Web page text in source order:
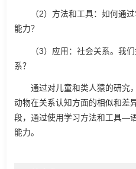
（2）方法和工具：如何通
能力？
（3）应用：社会关系。我
系？
通过对儿童和类人猿的研究
动物在关系认知方面的相似和差
段，通过使用学习方法和工具—
能力。